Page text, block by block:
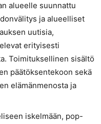
alueelle suunnattu
ja alueelliset
uutisia,
erityisesti
Toimituksellinen sisältö
päätöksentekoon sekä
elämänmenosta ja
iskelmään, pop-